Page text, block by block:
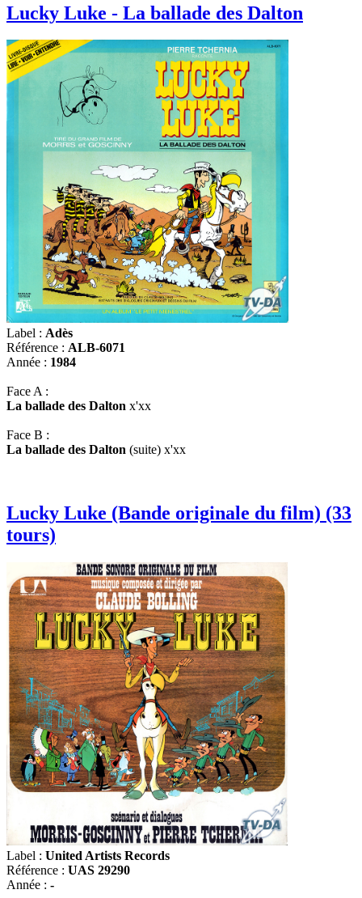
Lucky Luke - La ballade des Dalton
Label : Adès
Référence : ALB-6071
Année : 1984
Face A :
La ballade des Dalton x'xx
Face B :
La ballade des Dalton (suite) x'xx
Lucky Luke (Bande originale du film) (33
tours)
Label : United Artists Records
Référence : UAS 29290
Année : -